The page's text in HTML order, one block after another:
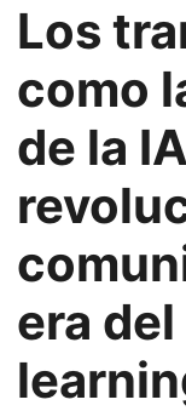
Los
como
de la
era